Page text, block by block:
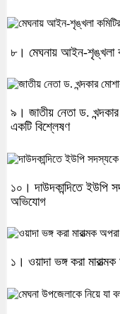
৮। মেঘনায় আইন-শৃঙ্খলা
৯। জাতীয় নেতা ড.
একটি বিশ্লেষণ
১০। দাউদকান্দিতে ইউপি
অভিযোগ
১। ওয়াদা ভঙ্গ করা